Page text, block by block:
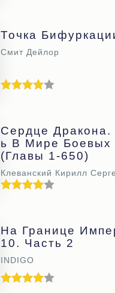
Точка
Смит Дейлор
Сердце Дракона.
Ь В Мире Боевых
(главы 1-650)
Клеванский Кирилл
На Границе
10. Часть 2
INDIGO